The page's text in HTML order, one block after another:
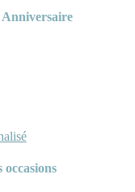
occasions